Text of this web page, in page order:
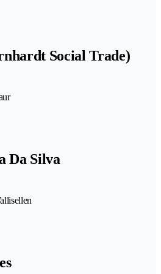
Social Trade)
Da Silva